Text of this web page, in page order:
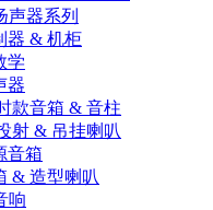
声器系列
器 & 机柜
学
器
款音箱 & 音柱
射 & 吊挂喇叭
音箱
& 造型喇叭
响